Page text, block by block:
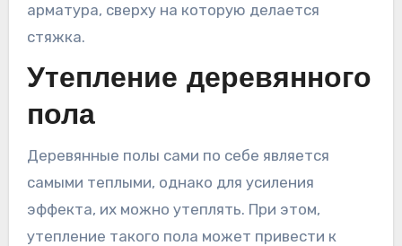
арматура, сверху на которую делается
стяжка.
Утепление деревянного
пола
Деревянные полы сами по себе является
самыми теплыми, однако для усиления
эффекта, их можно утеплять. При этом,
утепление такого пола может привести к